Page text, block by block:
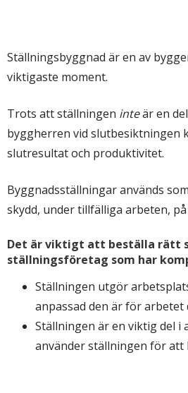
Ställningsbyggnad är en av
viktigaste moment.
Trots att ställningen inteär en
byggherren vid slutbesiktningen
slutresultat och produktivitet.
Byggnadsställningar används
skydd, under tillfälliga arbeten,
Det är viktigt att beställa rätt
ställningsföretag som har
Ställningen utgör
anpassad den är för
Ställningen är en viktig del i
använder ställningen för